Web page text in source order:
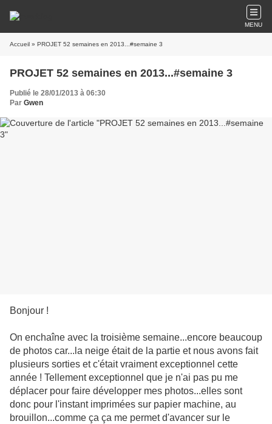
MENU
Accueil » PROJET 52 semaines en 2013...#semaine 3
PROJET 52 semaines en 2013...#semaine 3
Publié le 28/01/2013 à 06:30
Par Gwen
Bonjour !
On enchaîne avec la troisième semaine...encore beaucoup
de photos car...la neige était de la partie et nous avons fait
plusieurs sorties et c'était vraiment exceptionnel cette
année ! Tellement exceptionnel que je n'ai pas pu me
déplacer pour faire développer mes photos...elles sont
donc pour l'instant imprimées sur papier machine, au
brouillon...comme ça ça me permet d'avancer sur le